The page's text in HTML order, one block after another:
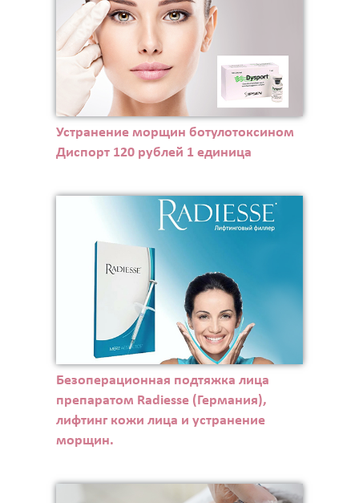
Устранение морщин ботулотоксином
Диспорт 120 рублей 1 единица
Безоперационная подтяжка лица
препаратом Radiesse (Германия),
лифтинг кожи лица и устранение
морщин.